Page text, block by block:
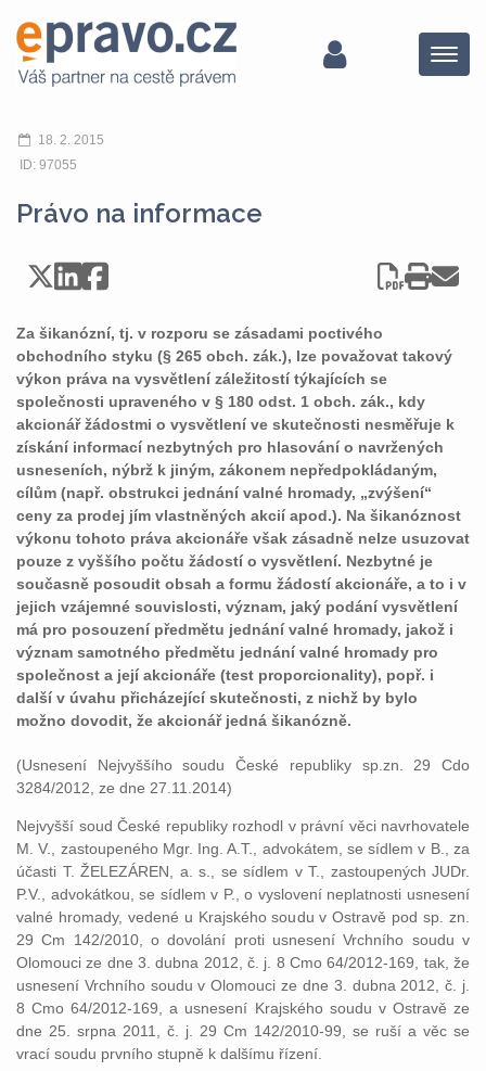
Menu
18. 2. 2015
ID: 97055
Právo na informace
Za šikanózní, tj. v rozporu se zásadami poctivého
obchodního styku (§ 265 obch. zák.), lze považovat takový
výkon práva na vysvětlení záležitostí týkajících se
společnosti upraveného v § 180 odst. 1 obch. zák., kdy
akcionář žádostmi o vysvětlení ve skutečnosti nesměřuje k
získání informací nezbytných pro hlasování o navržených
usneseních, nýbrž k jiným, zákonem nepředpokládaným,
cílům (např. obstrukci jednání valné hromady, „zvýšení“
ceny za prodej jím vlastněných akcií apod.). Na šikanóznost
výkonu tohoto práva akcionáře však zásadně nelze usuzovat
pouze z vyššího počtu žádostí o vysvětlení. Nezbytné je
současně posoudit obsah a formu žádostí akcionáře, a to i v
jejich vzájemné souvislosti, význam, jaký podání vysvětlení
má pro posouzení předmětu jednání valné hromady, jakož i
význam samotného předmětu jednání valné hromady pro
společnost a její akcionáře (test proporcionality), popř. i
další v úvahu přicházející skutečnosti, z nichž by bylo
možno dovodit, že akcionář jedná šikanózně.
(Usnesení Nejvyššího soudu České republiky sp.zn. 29 Cdo
3284/2012, ze dne 27.11.2014)
Nejvyšší soud České republiky rozhodl v právní věci navrhovatele
M. V., zastoupeného Mgr. Ing. A.T., advokátem, se sídlem v B., za
účasti T. ŽELEZÁREN, a. s., se sídlem v T., zastoupených JUDr.
P.V., advokátkou, se sídlem v P., o vyslovení neplatnosti usnesení
valné hromady, vedené u Krajského soudu v Ostravě pod sp. zn.
29 Cm 142/2010, o dovolání proti usnesení Vrchního soudu v
Olomouci ze dne 3. dubna 2012, č. j. 8 Cmo 64/2012-169, tak, že
usnesení Vrchního soudu v Olomouci ze dne 3. dubna 2012, č. j.
8 Cmo 64/2012-169, a usnesení Krajského soudu v Ostravě ze
dne 25. srpna 2011, č. j. 29 Cm 142/2010-99, se ruší a věc se
vrací soudu prvního stupně k dalšímu řízení.